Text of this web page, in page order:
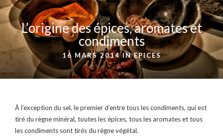
L’origine des épices, aromates et
condiments
16 MARS 2014 INEPICES
À l’exception du sel, le premier d’entre tous les condiments, qui est
tiré du règne minéral, toutes les épices, tous les aromates et tous
les condiments sont tirés du règne végétal.